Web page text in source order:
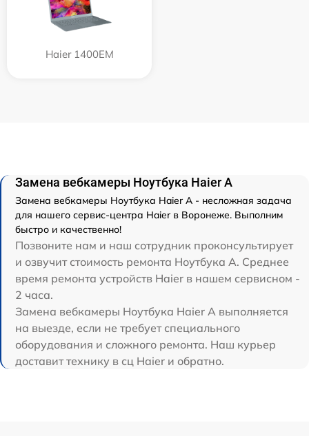
Haier 1400EM
Замена вебкамеры Ноутбука Haier A
Замена вебкамеры Ноутбука Haier A - несложная задача
для нашего сервис-центра Haier в Воронеже. Выполним
быстро и качественно!
Позвоните нам и наш сотрудник проконсультирует
и озвучит стоимость ремонта Ноутбука A. Среднее
время ремонта устройств Haier в нашем сервисном -
2 часа.
Замена вебкамеры Ноутбука Haier A выполняется
на выезде, если не требует специального
оборудования и сложного ремонта. Наш курьер
доставит технику в сц Haier и обратно.